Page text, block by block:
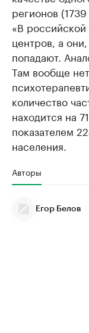
регионов
«В российской
центров, а
попадают.
Там вообще
количество
находится на
показателем
населения.
Авторы
Егор Белов